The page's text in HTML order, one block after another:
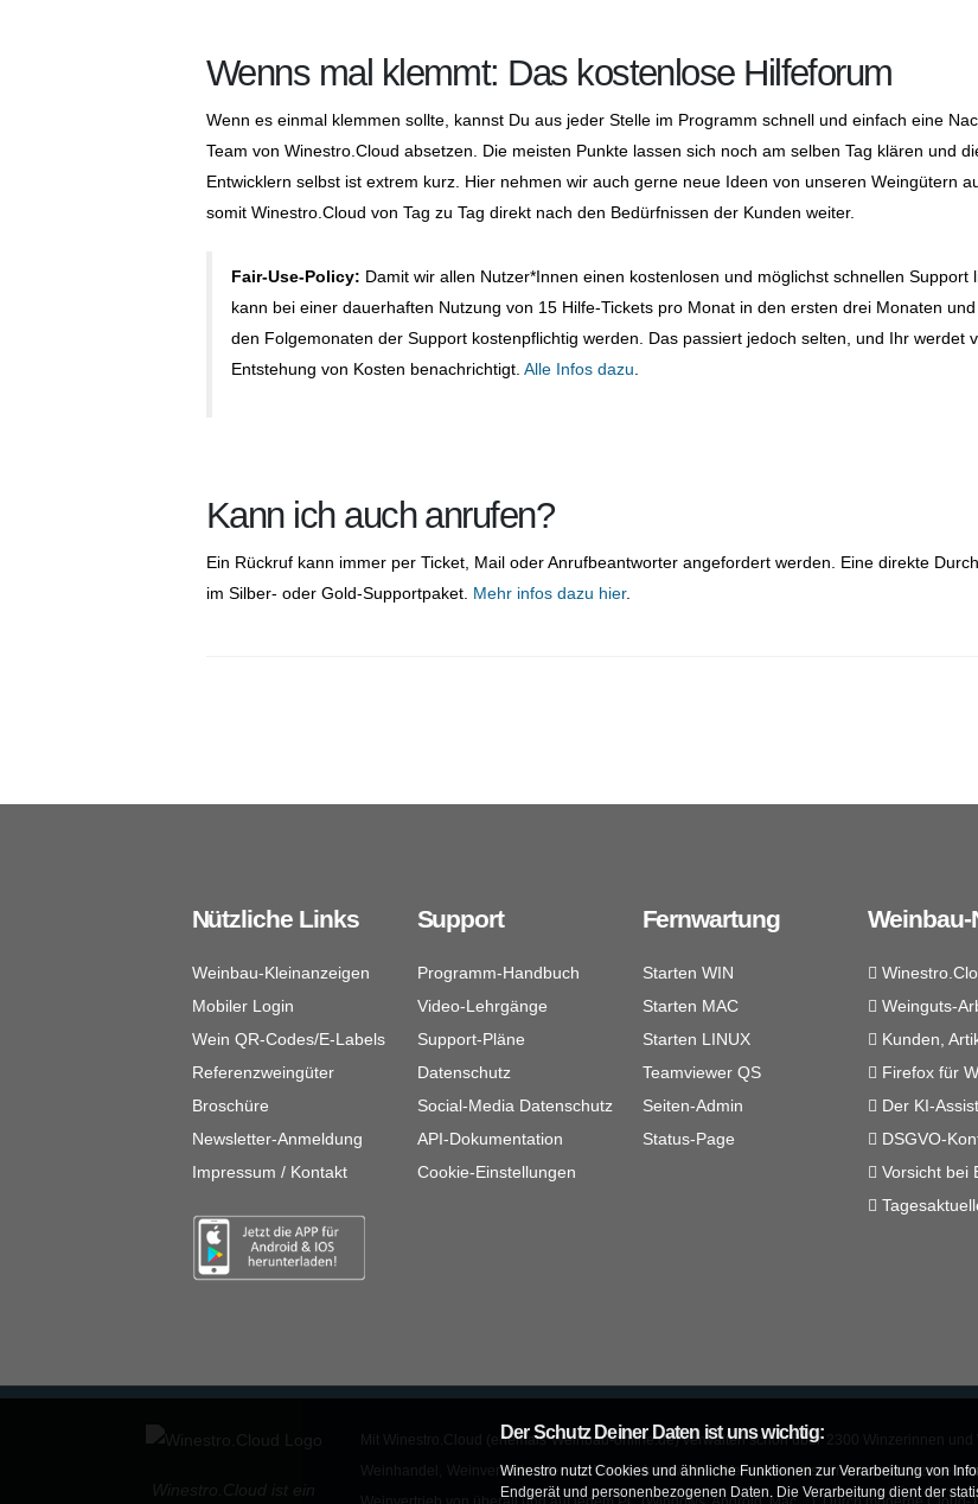
Der Schutz Deiner Daten ist uns wichtig:
Winestro nutzt Cookies und ähnliche Funktionen zur Verarbeitung von
Endgerät und personenbezogenen Daten. Die Verarbeitung dient der
Wenns mal klemmt: Das kostenlose Hilfeforum
Wenn es einmal klemmen sollte, kannst Du aus jeder Stelle im Programm schnell und einfach eine
Team von Winestro.Cloud absetzen. Die meisten Punkte lassen sich noch am selben Tag klären und
Entwicklern selbst ist extrem kurz. Hier nehmen wir auch gerne neue Ideen von unseren Weingütern
somit Winestro.Cloud von Tag zu Tag direkt nach den Bedürfnissen der Kunden weiter.
Fair-Use-Policy: Damit wir allen Nutzer*Innen einen kostenlosen und möglichst schnellen Support
kann bei einer dauerhaften Nutzung von 15 Hilfe-Tickets pro Monat in den ersten drei Monaten
den Folgemonaten der Support kostenpflichtig werden. Das passiert jedoch selten, und Ihr werdet
Entstehung von Kosten benachrichtigt. Alle Infos dazu
Kann ich auch anrufen?
Ein Rückruf kann immer per Ticket, Mail oder Anrufbeantworter angefordert werden. Eine direkte
im Silber- oder Gold-Supportpaket. Mehr infos dazu hier.
Nützliche Links
Weinbau-Kleinanzeigen
Mobiler Login
Wein QR-Codes/E-Labels
Referenzweingüter
Broschüre
Newsletter-Anmeldung
Impressum / Kontakt
Support
Programm-Handbuch
Video-Lehrgänge
Support-Pläne
Datenschutz
Social-Media Datenschutz
API-Dokumentation
Cookie-Einstellungen
Fernwartung
Starten WIN
Starten MAC
Starten LINUX
Teamviewer QS
Seiten-Admin
Status-Page
Weinbau-
Weinguts-
Kunden,
Firefox für
Der KI-
DSGVO-
Vorsicht bei
Winestro.Cloud ist ein
Mit Winestro.Cloud (ehemals Weinbau-online.de) verwalten schonüber 2300 Winzerinnen und
Weinhandel, Weinvertrieb oder die Vinothek bzw. den Weinladen aus einemamtlich